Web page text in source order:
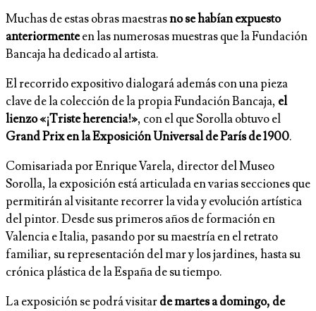
Muchas de estas obras maestrasno se habían expuesto
anteriormenteen las numerosas muestras que la Fundación
Bancaja ha dedicado al artista.
El recorrido expositivo dialogará además con una pieza
clave de la colección de la propia Fundación Bancaja, el
lienzo «¡Triste herencia!», con el que Sorolla obtuvo el
Grand Prix en la Exposición Universal de París de 1900.
Comisariada por Enrique Varela, director del Museo
Sorolla, la exposición está articulada en varias secciones que
permitirán al visitante recorrer la vida y evolución artística
del pintor. Desde sus primeros años de formación en
Valencia e Italia, pasando por su maestría en el retrato
familiar, su representación del mar y los jardines, hasta su
crónica plástica de la España de su tiempo.
La exposición se podrá visitarde martes a domingo, de